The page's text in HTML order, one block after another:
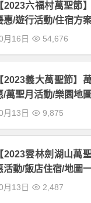
2023六福村萬聖節
惠/遊行活動/住宿方
月16日 54,676
2023義大萬聖節】
/萬聖月活動/樂園地
月13日 9,875
2023雲林劍湖山萬
活動/飯店住宿/地圖
月13日 2,487